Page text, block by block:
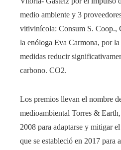
medio ambiente y 3
vitivinícola: Consum S. Coop.,
la enóloga Eva Carmona, por
medidas reducir
carbono. CO2.
Los premios llevan el nombre
medioambiental Torres &
2008 para adaptarse y mitigar
que se estableció en 2017 para